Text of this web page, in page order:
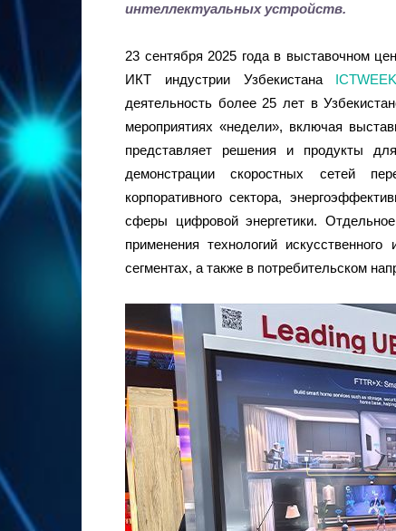
интеллектуальных устройств.
23 сентября 2025 года в выставочном
ИКТ индустрии Узбекистана
деятельность более 25 лет в
мероприятиях «недели», включая
представляет решения и продукты
демонстрации скоростных сетей
корпоративного сектора,
сферы цифровой энергетики.
применения технологий
сегментах, а также в потребительском